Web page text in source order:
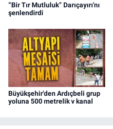
“Bir Tır Mutluluk” Darıçayırı'nı
şenlendirdi
Büyükşehir'den Ardıçbeli grup
yoluna 500 metrelik v kanal